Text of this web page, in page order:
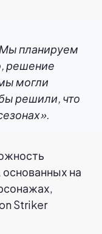
Мы планируем
решение
могли
решили, что
на
Striker